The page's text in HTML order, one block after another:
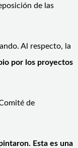
de las
Al respecto, la
por los proyectos
de
Esta es una